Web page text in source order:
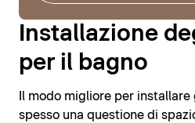
Installazione
per il bagno
Il modo migliore per
spesso una questione di